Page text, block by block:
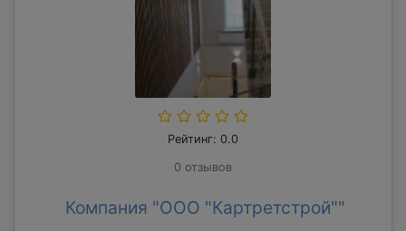
Рейтинг: 0.0
0 отзывов
Компания "ООО "Картретстрой""